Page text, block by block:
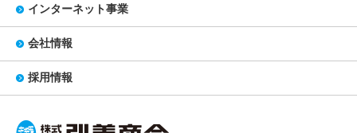
インターネット事業
会社情報
採用情報